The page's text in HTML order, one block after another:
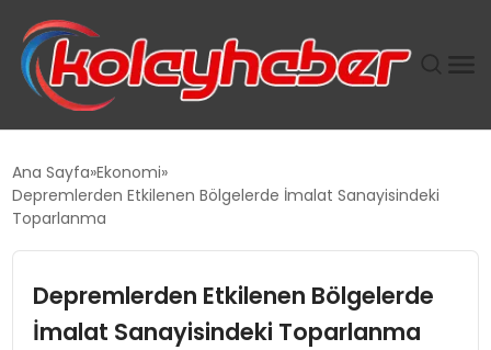
SUWEN’IN İSTIHDAM MODELI EKONOMIDE KADIN
TANYER YAPI ZEMIN MÜHENDISLIĞINDE HEDEF
BÜYÜTTÜ
Ana Sayfa Ekonomi
Depremlerden Etkilenen Bölgelerde İmalat Sanayisindeki
Toparlanma
Depremlerden Etkilenen Bölgelerde
İmalat Sanayisindeki Toparlanma